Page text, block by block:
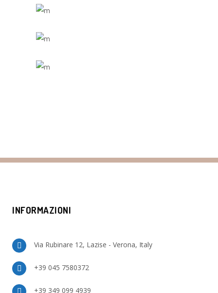
INFORMAZIONI
Via Rubinare 12, Lazise - Verona, Italy
+39 045 7580372
+39 349 099 4939